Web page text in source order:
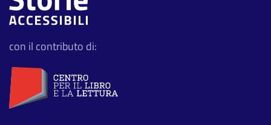
con il contributo di: